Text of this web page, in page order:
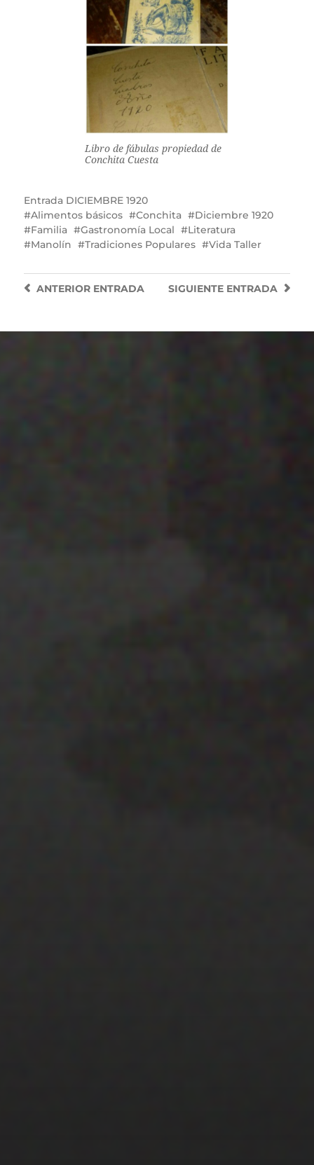
Libro de fábulas propiedad de
Conchita Cuesta
Entrada DICIEMBRE 1920
Alimentos básicos
Conchita
Diciembre 1920
Familia
Gastronomía Local
Literatura
Manolín
Tradiciones Populares Vida Taller
SIGUIENTE ENTRADA
ANTERIORENTRADA